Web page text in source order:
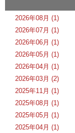
2026年08月 (1)
2026年07月 (1)
2026年06月 (1)
2026年05月 (1)
2026年04月 (1)
2026年03月 (2)
2025年11月 (1)
2025年08月 (1)
2025年05月 (1)
2025年04月 (1)